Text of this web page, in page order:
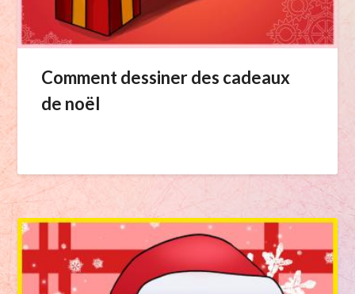
Comment dessiner des cadeaux
de noël